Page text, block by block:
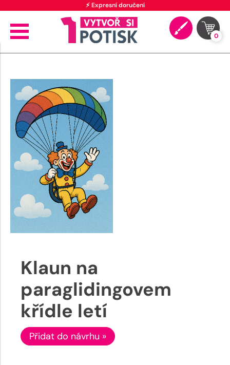
⚡ Expresní doručení
0
Klaun na
paraglidingovem
křídle letí
Přidat do návrhu »